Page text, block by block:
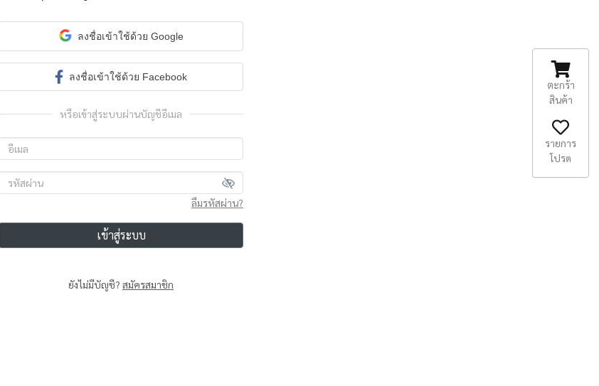
ลงชื่อเข้าใช้ด้วย Google
ลงชื่อเข้าใช้ด้วย Facebook
หรือเข้าสู่ระบบผ่านบัญชีอีเมล
ลืมรหัสผ่าน?
เข้าสู่ระบบ
ยังไม่มีบัญชี? สมัครสมาชิก
ตะกร้า
สินค้า
รายการ
โปรด